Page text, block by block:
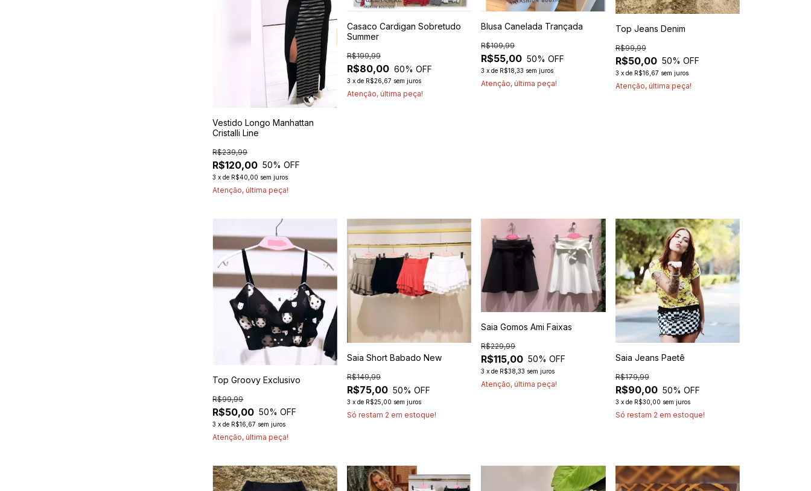
Vestido Longo Manhattan
Cristalli Line
R$120,00
R$239,99
50% OFF
3 xde R$40,00 sem juros
Atenção, última peça!
Casaco Cardigan Sobretudo
Summer
R$80,00
R$199,99
60% OFF
3 x de R$26,67 sem juros
Atenção, última peça!
Blusa Canelada Trançada
R$55,00
R$109,99
50% OFF
3 xde R$18,33 sem juros
Atenção, última peça!
Top Jeans Denim
R$50,00
R$99,99
50% OFF
3 x de R$16,67 sem juros
Atenção, última peça!
Top Groovy Exclusivo
R$50,00
R$99,99
50% OFF
3 xde R$16,67 sem juros
Atenção, última peça!
Saia Short Babado New
R$75,00
R$149,99
50% OFF
3 x de R$25,00 sem juros
Só restam 2 em estoque!
Saia Gomos Ami Faixas
R$115,00
R$229,99
50% OFF
3 xde R$38,33 sem juros
Atenção, última peça!
Saia Jeans Paetê
R$90,00
R$179,99
50% OFF
3 x de R$30,00 sem juros
Só restam 2 em estoque!